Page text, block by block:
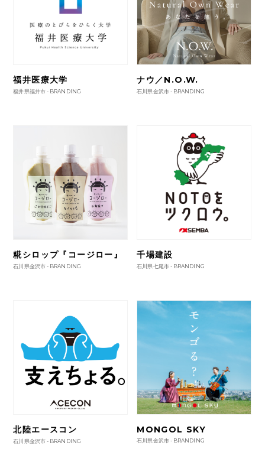
福井医療大学
福井県福井市 - BRANDING
ナウ／N.O.W.
石川県金沢市 - BRANDING
糀シロップ『コージロー』
石川県金沢市 - BRANDING
千場建設
石川県七尾市 - BRANDING
北陸エースコン
石川県金沢市 - BRANDING
MONGOL SKY
石川県金沢市 - BRANDING